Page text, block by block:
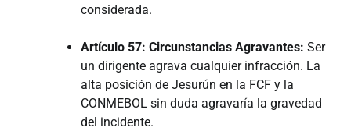
considerada.
Artículo 57: Circunstancias Agravantes: Ser
un dirigente agrava cualquier infracción. La
alta posición de Jesurún en la FCF y la
CONMEBOL sin duda agravaría la gravedad
del incidente.